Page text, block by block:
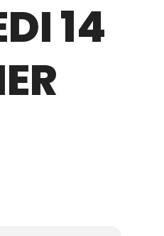
14